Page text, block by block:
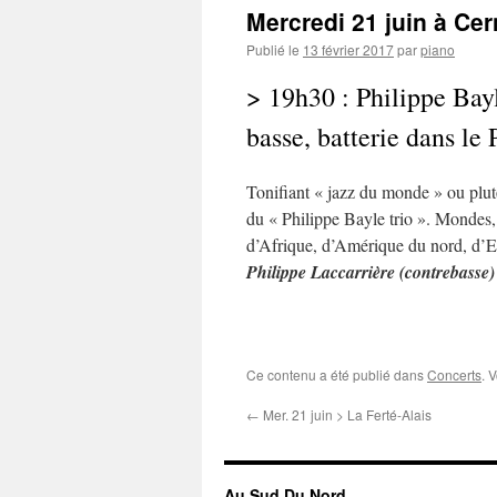
Mercredi 21 juin à
Publié le 13 février 2017parpiano
> 19h30 : Philippe
basse, batterie dans
Tonifiant « jazz du monde » ou
du « Philippe Bayle trio ».
d’Afrique, d’Amérique du nord,
Philippe Laccarrière
Ce contenu a été publié dansConcerts.
← Mer. 21 juin > La Ferté-Alais